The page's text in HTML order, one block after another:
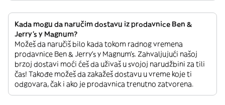
Kada mogu da naručim dostavu iz prodavnice Ben &
Jerry's y Magnum?
Možeš da naručiš bilo kada tokom radnog vremena
prodavnice Ben & Jerry's y Magnum’s. Zahvaljujući našoj
brzoj dostavi moći ćeš da uživaš u svojoj narudžbini za tili
čas! Takođe možeš da zakažeš dostavu u vreme koje ti
odgovara, čak i ako je prodavnica trenutno zatvorena.